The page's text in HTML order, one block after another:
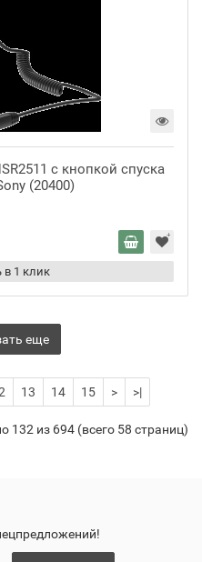
с кнопкой спуска
(20400)
в 1 клик
еще
13 14 15 > >|
132 из 694 (всего 58 страниц)